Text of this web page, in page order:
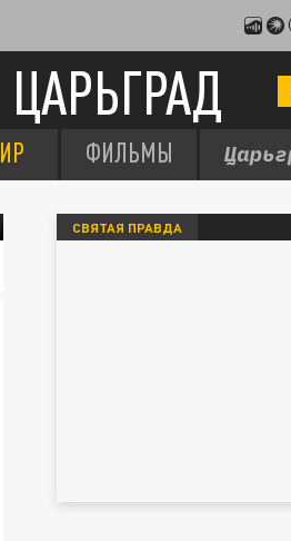
ЦАРЬГРАД
ФИЛЬМЫ
СВЯТАЯ ПРАВДА